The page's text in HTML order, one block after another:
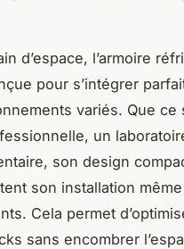
d’espace, l’armoire
pour s’intégrer
variés. Que ce
un
son design
son installation
Cela permet
sans encombrer